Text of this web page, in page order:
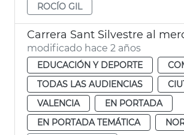
ROCÍO GIL
modificado hace 2 años
EDUCACIÓN Y DEPORTE
TODAS LAS AUDIENCIAS
VALENCIA
EN PORTADA
EN PORTADA TEMÁTICA